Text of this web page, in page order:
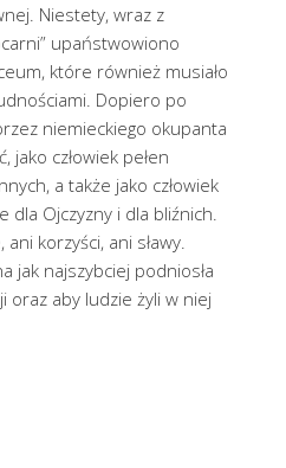
Niestety, wraz z
upaństwowiono
które również musiało
Dopiero po
niemieckiego okupanta
jako człowiek pełen
a także jako człowiek
dla Ojczyzny i dla bliźnich.
korzyści, ani sławy.
jak najszybciej podniosła
oraz aby ludzie żyli w niej